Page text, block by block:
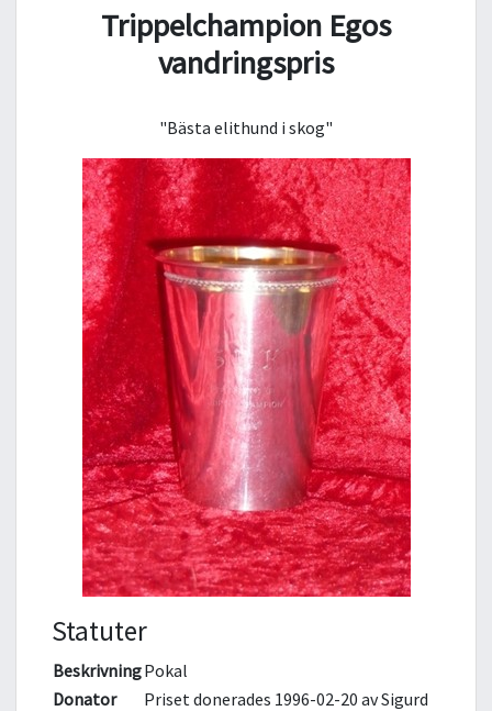
Trippelchampion Egos
vandringspris
"Bästa elithund i skog"
Statuter
BeskrivningPokal
Donator
Priset donerades 1996-02-20 av Sigurd